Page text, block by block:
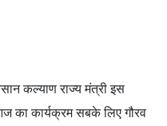
कल्याण राज्य मंत्री इस
का कार्यक्रम सबके लिए गौरव